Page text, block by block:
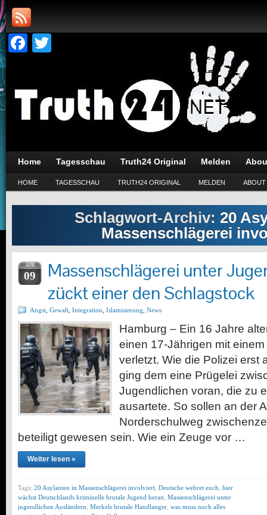
Facebook
Home Tagesschau Truth24 Original Melden
HOME TAGESSCHAU TRUTH24 ORIGINAL MELDEN ABOUT
Schlagwort-Archiv: 20
Massenschlägerei
APR
09
Massenschlägerei unter
zückt einer den Schlagstock
Angst Gewalt Integration Islamisierung News
Hamburg – Ein 16 Jahre
einen 17-Jährigen mit
verletzt. Wie die Polizei erst
ging dem eine Prügelei
Jugendlichen voran, die zu
ausartete. So sollen an der
Norderschulweg
beteiligt gewesen sein. Wie ein Zeuge vor …
Weiter lesen »
Tags: 20 Asylanten in Massenschlägerei involviert Deutsche wehret euch hier
wächst Deutschlands kriminelle brutale Jugend heran Massenschlägerei unter
jugendlichen Ausländern Merkels brutale Handlanger was muss noch alles